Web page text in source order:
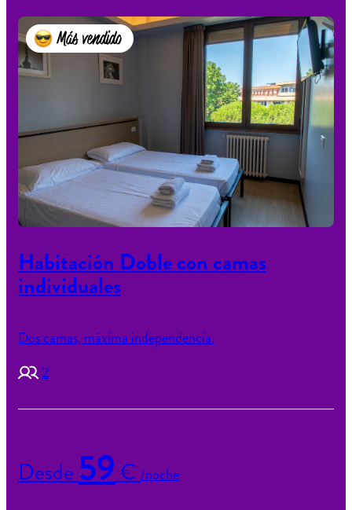
Más vendido
Habitación Doble con camas
individuales
Dos camas, máxima independencia.
2
Desde59€ /noche